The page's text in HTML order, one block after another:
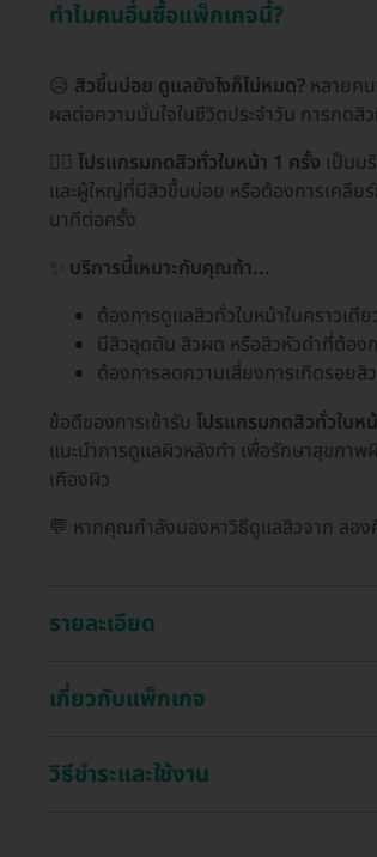
ทำไมคนอื่นซื้อแพ็กเกจนี้?
😥 สิวขึ้นบ่อย ดูแลยังไงก็ไม่หมด? หลายค
ผลต่อความมั่นใจในชีวิตประจำวัน การกด
🧑‍⚕️ โปรแกรมกดสิวทั่วใบหน้า 1 ครั้ง เป็นบ
และผู้ใหญ่ที่มีสิวขึ้นบ่อย หรือต้องการเคลีย
นาทีต่อครั้ง
บริการนี้เหมาะกับคุณถ้า...
ต้องการดูแลสิวทั่วใบหน้าในคราวเดีย
มีสิวอุดตัน สิวผด หรือสิวหัวดำที่ต้อง
ต้องการลดความเสี่ยงการเกิดรอยสิ
ข้อดีของการเข้ารับ โปรแกรมกดสิวทั่วใบห
แนะนำการดูแลผิวหลังทำ เพื่อรักษาสุขภา
เคืองผิว
💬 หากคุณกำลังมองหาวิธีดูแลสิวจาก ลอง
รายละเอียด
เกี่ยวกับแพ็กเกจ
วิธีชำระและใช้งาน